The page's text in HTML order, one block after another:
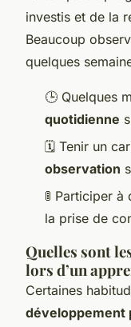
investis et de la
Beaucoup
quelques
🕒 Quelques
quotidienne
🗓️ Tenir un
observation
🚦 Participer à
la prise de
Quelles sont
lors d’un
Certaines
développement